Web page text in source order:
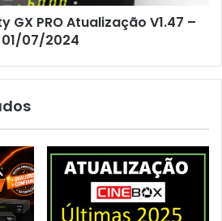
GX PRO Atualização V1.47 –
01/07/2024